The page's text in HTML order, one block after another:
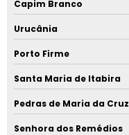
Capim Branco
Urucânia
Porto Firme
Santa Maria de Itabira
Pedras de Maria da Cruz
Senhora dos Remédios